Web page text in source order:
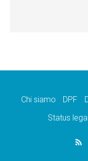
Chi siamo DPF
Status